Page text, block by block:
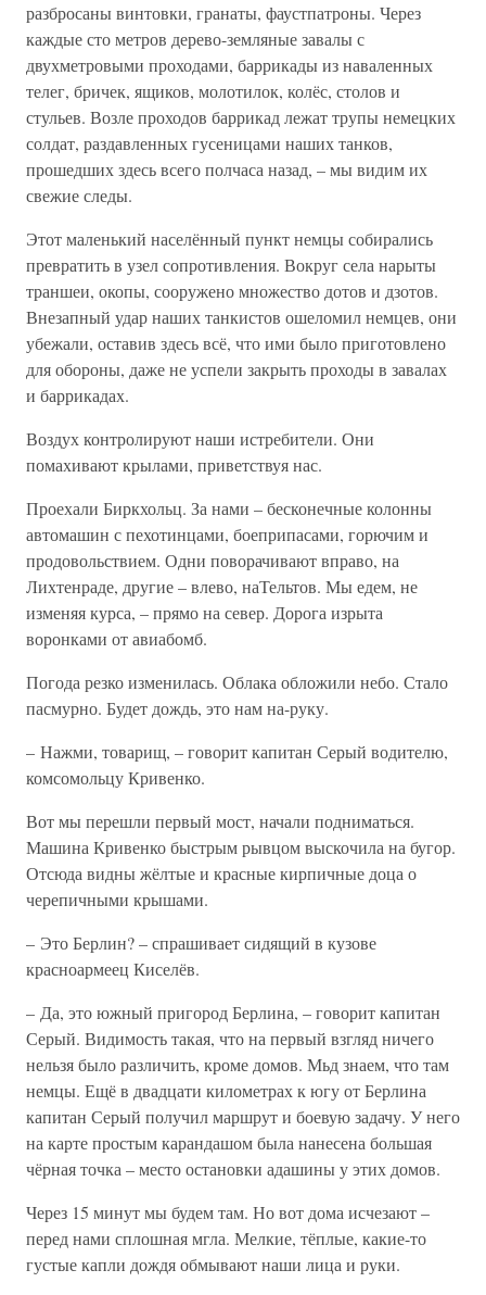
разбросаны винтовки, гранаты, фаустпатроны. Через
каждые сто метров дерево-земляные завалы с
двухметровыми проходами, баррикады из наваленных
телег, бричек, ящиков, молотилок, колёс, столов и
стульев. Возле проходов баррикад лежат трупы немецких
солдат, раздавленных гусеницами наших танков,
прошедших здесь всего полчаса назад, – мы видим их
свежие следы.
Этот маленький населённый пункт немцы собирались
превратить в узел сопротивления. Вокруг села нарыты
траншеи, окопы, сооружено множество дотов и дзотов.
Внезапный удар наших танкистов ошеломил немцев, они
убежали, оставив здесь всё, что ими было приготовлено
для обороны, даже не успели закрыть проходы в завалах
и баррикадах.
Воздух контролируют наши истребители. Они
помахивают крылами, приветствуя нас.
Проехали Биркхольц. За нами – бесконечные колонны
автомашин с пехотинцами, боеприпасами, горючим и
продовольствием. Одни поворачивают вправо, на
Лихтенраде, другие – влево, наТельтов. Мы едем, не
изменяя курса, – прямо на север. Дорога изрыта
воронками от авиабомб.
Погода резко изменилась. Облака обложили небо. Стало
пасмурно. Будет дождь, это нам на-руку.
– Нажми, товарищ, – говорит капитан Серый водителю,
комсомольцу Кривенко.
Вот мы перешли первый мост, начали подниматься.
Машина Кривенко быстрым рывцом выскочила на бугор.
Отсюда видны жёлтые и красные кирпичные доца о
черепичными крышами.
– Это Берлин? – спрашивает сидящий в кузове
красноармеец Киселёв.
– Да, это южный пригород Берлина, – говорит капитан
Серый. Видимость такая, что на первый взгляд ничего
нельзя было различить, кроме домов. Мьд знаем, что там
немцы. Ещё в двадцати километрах к югу от Берлина
капитан Серый получил маршрут и боевую задачу. У него
на карте простым карандашом была нанесена большая
чёрная точка – место остановки адашины у этих домов.
Через 15 минут мы будем там. Но вот дома исчезают –
перед нами сплошная мгла. Мелкие, тёплые, какие-то
густые капли дождя обмывают наши лица и руки.